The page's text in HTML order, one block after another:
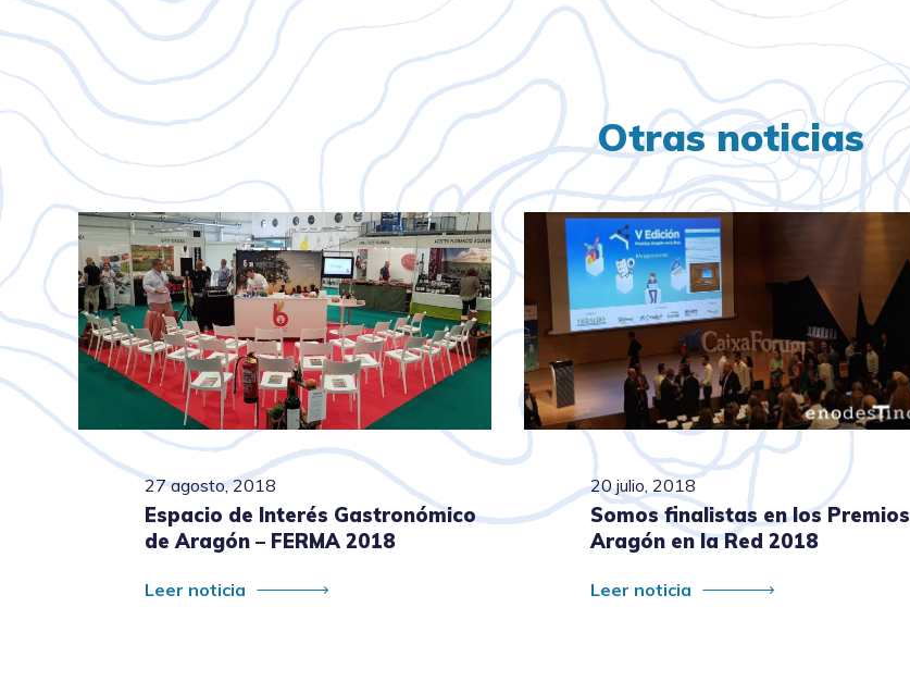
Otras noticias
27 agosto, 2018
Espacio de Interés Gastronómico
de Aragón – FERMA 2018
Leer noticia
20 julio, 2018
Somos finalistas en los Premios
Aragón en la Red 2018
Leer noticia